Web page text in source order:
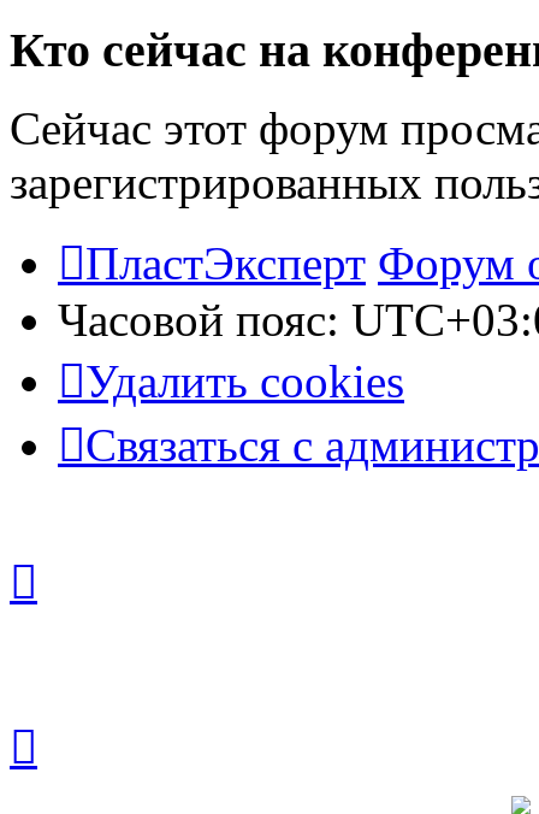
Кто сейчас на
Сейчас этот форум
зарегистрированных
ПластЭксперт Форум
Часовой пояс:
Удалить cookies
Связаться с